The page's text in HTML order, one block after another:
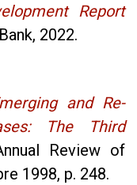
Report
2022.
and Re-
The Third
Review of
1998, p. 248.